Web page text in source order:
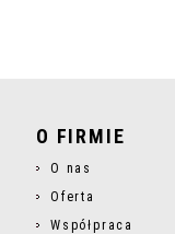
O FIRMIE
O nas
Oferta
Współpraca